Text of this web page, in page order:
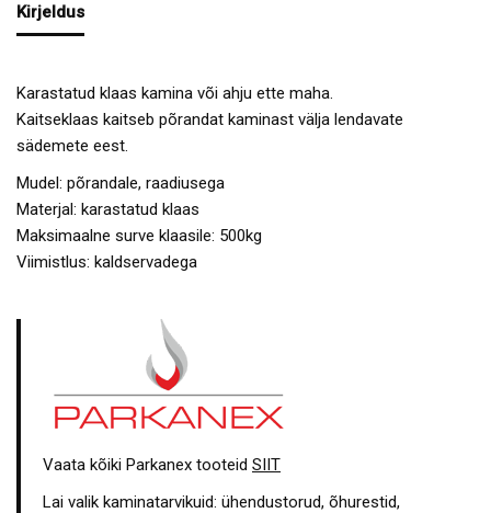
Kirjeldus
Karastatud klaas kamina või ahju ette maha.
Kaitseklaas kaitseb põrandat kaminast välja lendavate
sädemete eest.
Mudel: põrandale, raadiusega
Materjal: karastatud klaas
Maksimaalne surve klaasile: 500kg
Viimistlus: kaldservadega
Vaata kõiki Parkanex tooteid SIIT
Lai valik kaminatarvikuid: ühendustorud, õhurestid,